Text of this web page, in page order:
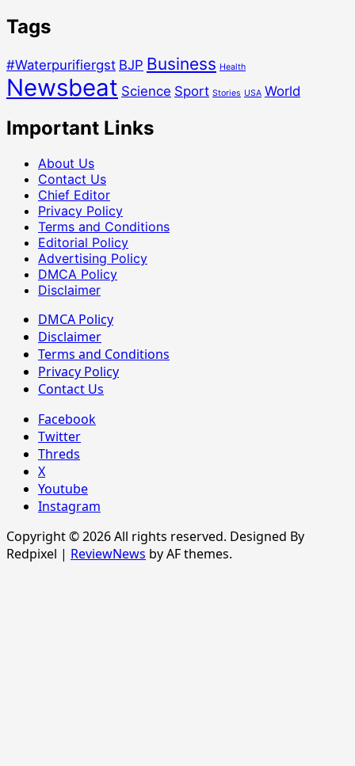
Tags
#Waterpurifiergst BJP Business Health
Newsbeat Science Sport Stories USA World
Important Links
About Us
Contact Us
Chief Editor
Privacy Policy
Terms and Conditions
Editorial Policy
Advertising Policy
DMCA Policy
Disclaimer
DMCA Policy
Disclaimer
Terms and Conditions
Privacy Policy
Contact Us
Facebook
Twitter
Threds
X
Youtube
Instagram
Copyright © 2026 All rights reserved. Designed By
Redpixel | ReviewNews by AF themes.